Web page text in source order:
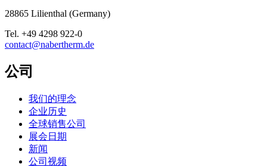
28865 Lilienthal (Germany)
Tel. +49 4298 922-0
contact@nabertherm.de
公司
我们的理念
企业历史
全球销售公司
展会日期
新闻
公司视频